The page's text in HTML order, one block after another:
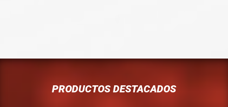
PRODUCTOS DESTACADOS